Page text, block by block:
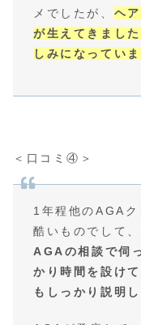
メでしたが、 ヘ
が生えてきまし
しみになっていま
＜口コミ④＞
1年程他のAGA
酷いものでして、
AGAの相談で伺
かり時間を設け
もしっかり説明